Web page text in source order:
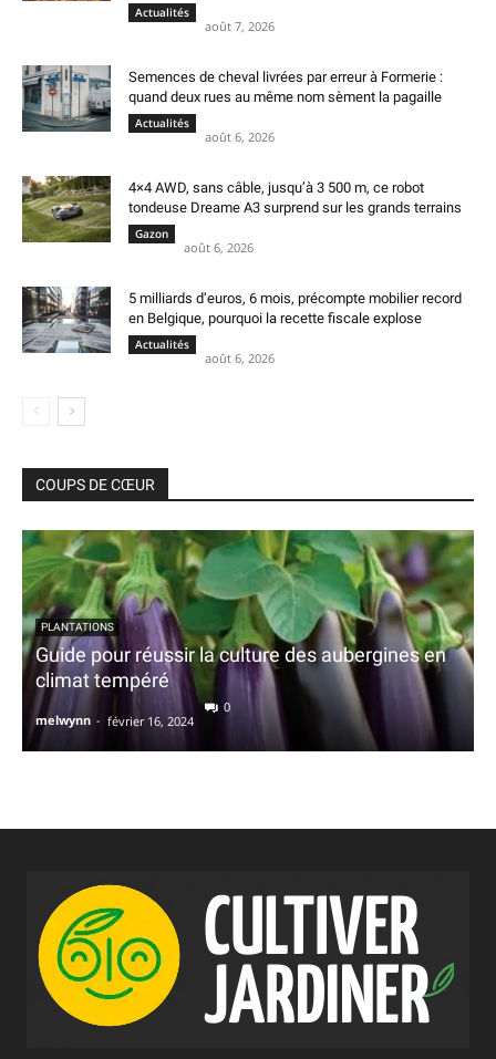
Actualités
août 7, 2026
Semences de cheval livrées par erreur à Formerie :
quand deux rues au même nom sèment la pagaille
Actualités
août 6, 2026
4×4 AWD, sans câble, jusqu’à 3 500 m, ce robot
tondeuse Dreame A3 surprend sur les grands terrains
Gazon
août 6, 2026
5 milliards d’euros, 6 mois, précompte mobilier record
en Belgique, pourquoi la recette fiscale explose
Actualités
août 6, 2026
COUPS DE CŒUR
PLANTATIONS
Guide pour réussir la culture des aubergines en
climat tempéré
melwynn - février 16, 2024
0